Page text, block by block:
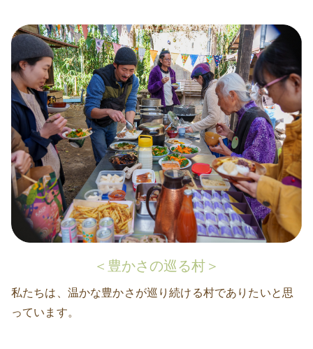
＜豊かさの巡る村＞
私たちは、温かな豊かさが巡り続ける村でありたいと思
っています。